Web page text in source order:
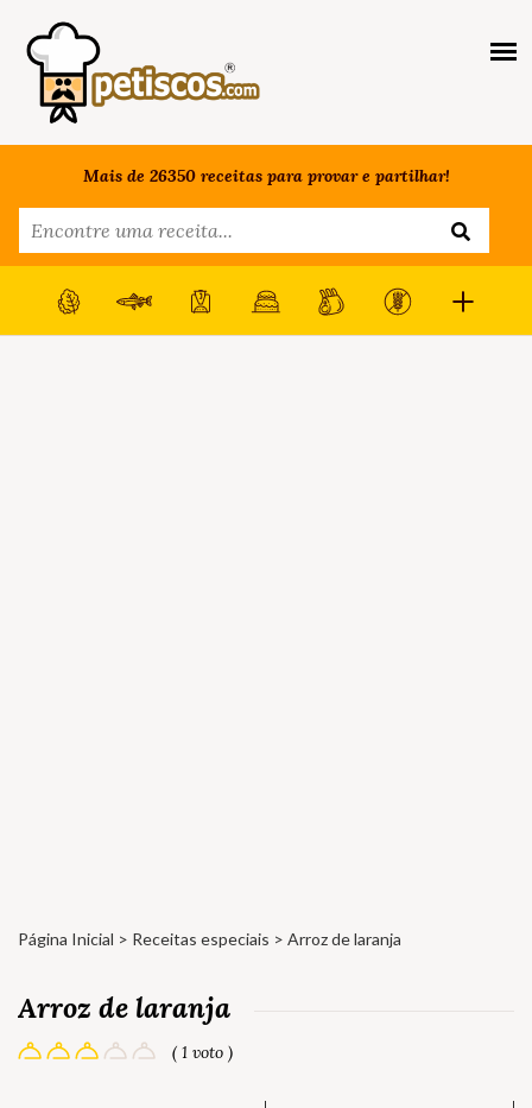
Mais de 26350 receitas para provar e partilhar!
Página Inicial > Receitas especiais > Arroz de laranja
Arroz de laranja
( 1 voto )